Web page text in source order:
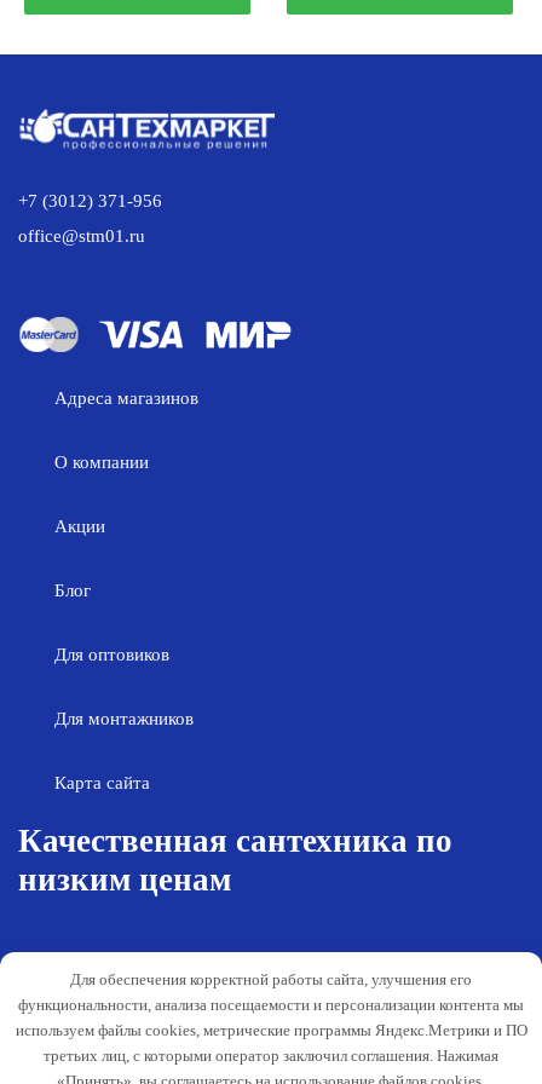
219.00 р..
990.00 р..
+7 (3012) 371-956
office@stm01.ru
Адреса магазинов
О компании
Акции
Блог
Для оптовиков
Для монтажников
Карта сайта
Качественная сантехника по
низким ценам
Гарантия и обслуживание
Публичная оферта
данных
Способы оплаты
Для обеспечения корректной работы сайта, улучшения его
функциональности, анализа посещаемости и персонализации контента мы
используем файлы cookies, метрические программы Яндекс.Метрики и ПО
третьих лиц, с которыми оператор заключил соглашения. Нажимая